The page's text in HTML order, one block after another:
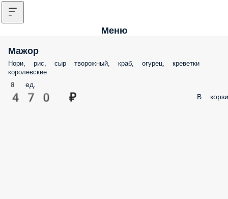
Меню
Мажор
Нори, рис, сыр творожный, краб, огурец, креветки
королевские
8 ед.
470 ₽ В